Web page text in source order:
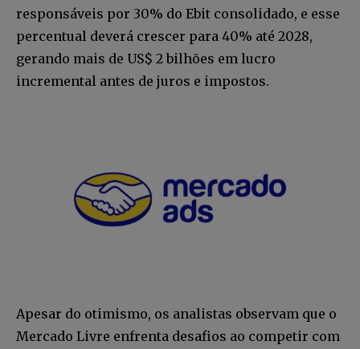
responsáveis por 30% do Ebit consolidado, e esse
percentual deverá crescer para 40% até 2028,
gerando mais de US$ 2 bilhões em lucro
incremental antes de juros e impostos.
Apesar do otimismo, os analistas observam que o
Mercado Livre enfrenta desafios ao competir com